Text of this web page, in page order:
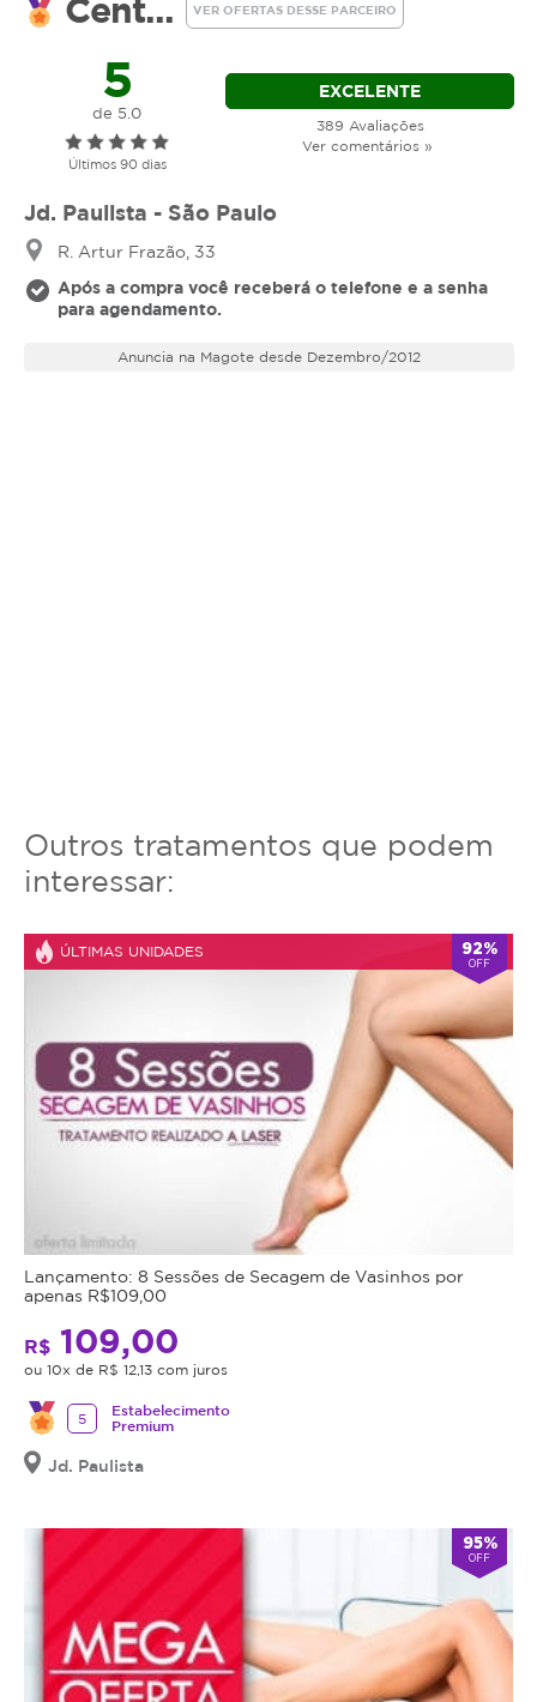
Limpeza de Pele
Procedimento de higienizaçãona face, com
extração manual e ou sucção de comedões
(cravos) e assepsia
Cent... VER OFERTAS DESSE PARCEIRO
5
de 5.0
Últimos 90 dias
EXCELENTE
389 Avaliações
Ver comentários »
Jd. Paulista - São Paulo
R. Artur Frazão, 33
Após a compra você receberá o telefone e a senha
para agendamento.
Anuncia na Magote desde Dezembro/2012
Outros tratamentos que podem
interessar:
ÚLTIMAS UNIDADES 92%
OFF
Lançamento: 8 Sessões de Secagem de Vasinhos por
apenas R$109,00
R$ 109,00
ou 10x de R$ 12,13 com juros
5
Estabelecimento
Premium
Jd. Paulista
95%
OFF